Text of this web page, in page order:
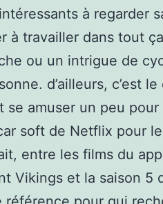
à regarder
à travailler dans tout
ou un intrigue de
d’ailleurs, c’est
se amuser un peu
soft de Netflix pour
entre les films du
Vikings et la saison 5